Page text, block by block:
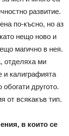
развитие.
по-късно, но аз
нещо ново и
магично в нея.
отделяха ми
и калиграфията
другото.
от всякакъв тип.
в които се